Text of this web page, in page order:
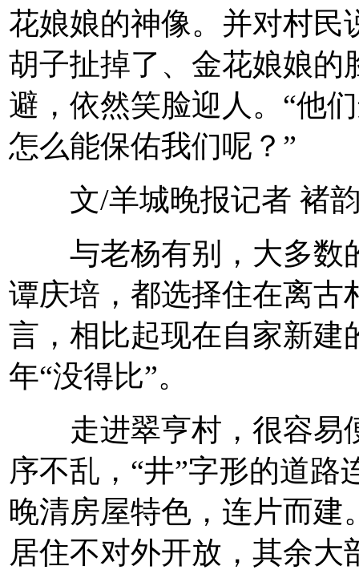
花娘娘的神像。并对村民
胡子扯掉了、金花娘娘的
避，依然笑脸迎人。“他
怎么能保佑我们呢？”
文/羊城晚报记者 褚
与老杨有别，大多数
谭庆培，都选择住在离古
言，相比起现在自家新建
年“没得比”。
走进翠亨村，很容易
序不乱，“井”字形的道
晚清房屋特色，连片而建
居住不对外开放，其余